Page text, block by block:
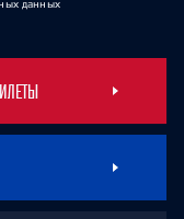
данных